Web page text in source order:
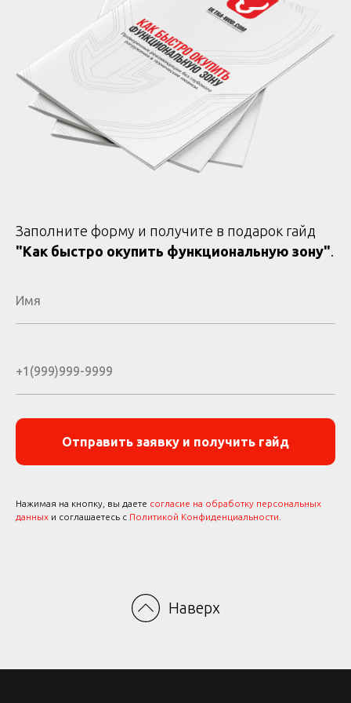
Заполните форму и получите в подарок гайд
"Как быстро окупить функциональную зону".
Отправить заявку и получить гайд
Нажимая на кнопку, вы даете согласие на обработку персональных
данных и соглашаетесь с Политикой Конфиденциальности
Наверх